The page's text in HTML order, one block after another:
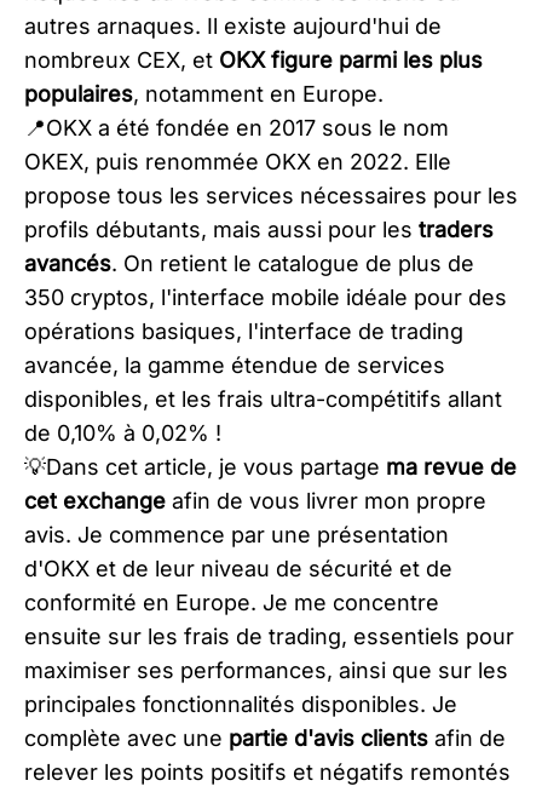
autres arnaques. Il existe aujourd'hui de
nombreux CEX, et OKX figure parmi les plus
populaires, notamment en Europe.
📍OKX a été fondée en 2017 sous le nom
OKEX, puis renommée OKX en 2022. Elle
propose tous les services nécessaires pour les
profils débutants, mais aussi pour les traders
avancés. On retient le catalogue de plus de
350 cryptos, l'interface mobile idéale pour des
opérations basiques, l'interface de trading
avancée, la gamme étendue de services
disponibles, et les frais ultra-compétitifs allant
de 0,10% à 0,02% !
​💡Dans cet article, je vous partage ma revue de
cet exchange afin de vous livrer mon propre
avis. Je commence par une présentation
d'OKX et de leur niveau de sécurité et de
conformité en Europe. Je me concentre
ensuite sur les frais de trading, essentiels pour
maximiser ses performances, ainsi que sur les
principales fonctionnalités disponibles. Je
complète avec une partie d'avis clients afin de
relever les points positifs et négatifs remontés